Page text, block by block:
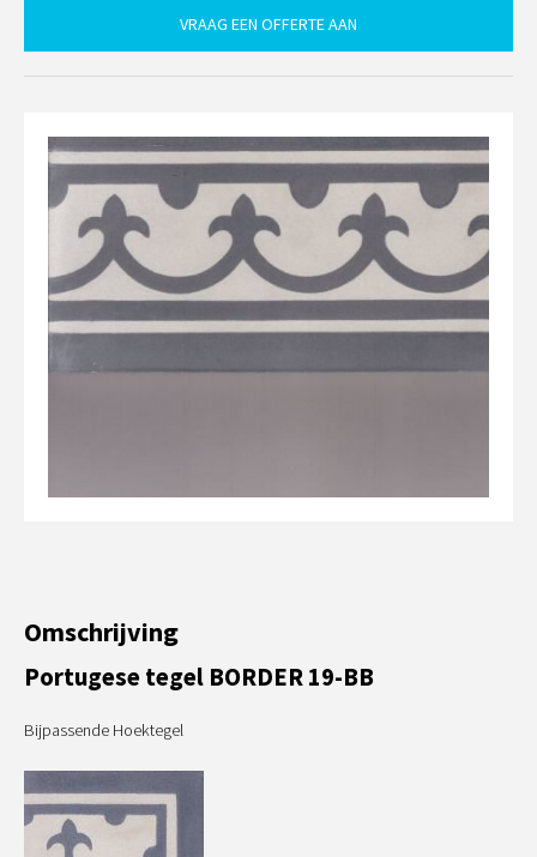
VRAAG EEN OFFERTE AAN
Omschrijving
Portugese tegel BORDER 19-BB
Bijpassende Hoektegel